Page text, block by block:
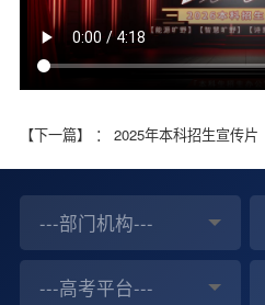
【下一篇】 ： 2025年本科招生宣传片
---部门机构---
---高考平台---